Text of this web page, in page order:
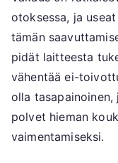
otoksessa, ja
tämän
pidät laitteesta
vähentää ei-
olla
polvet hieman
vaimentamiseksi.